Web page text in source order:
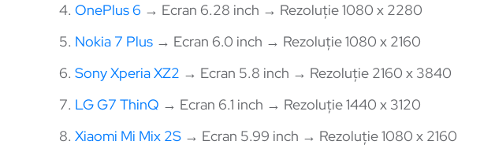
OnePlus 6 → Ecran 6.28 inch → Rezoluție 1080 x 2280
Nokia 7 Plus → Ecran 6.0 inch → Rezoluție 1080 x 2160
Sony Xperia XZ2 → Ecran 5.8 inch → Rezoluție 2160 x 3840
LG G7 ThinQ → Ecran 6.1 inch → Rezoluție 1440 x 3120
Xiaomi Mi Mix 2S → Ecran 5.99 inch → Rezoluție 1080 x 2160